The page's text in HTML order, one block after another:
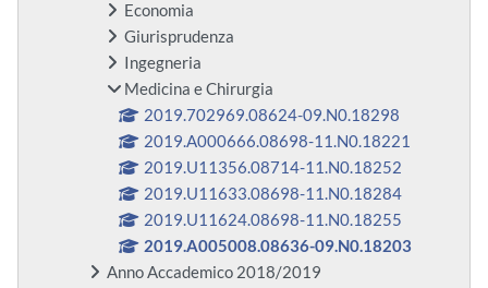
Economia
Giurisprudenza
Ingegneria
Medicina e Chirurgia
2019.702969.08624-09.N0.18298
2019.A000666.08698-11.N0.18221
2019.U11356.08714-11.N0.18252
2019.U11633.08698-11.N0.18284
2019.U11624.08698-11.N0.18255
2019.A005008.08636-09.N0.18203
Anno Accademico 2018/2019